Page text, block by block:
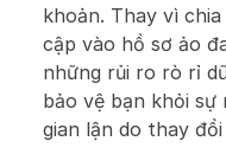
khoản. Thay vì
cập vào hồ sơ ảo
những rủi ro rò rỉ
bảo vệ bạn khỏi sự
gian lận do thay